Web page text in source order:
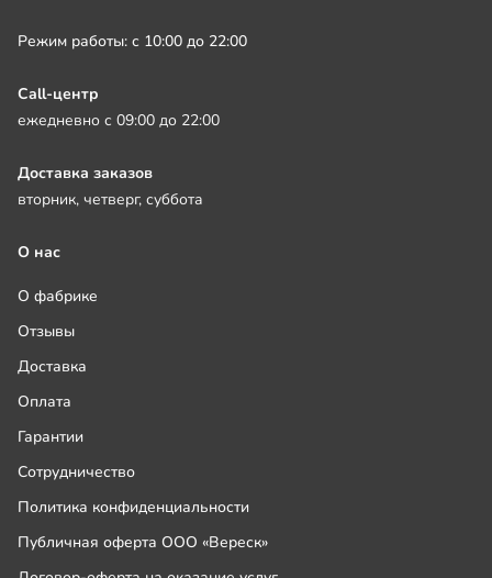
Режим работы: с 10:00 до 22:00
Call-центр
ежедневно с 09:00 до 22:00
Доставка заказов
вторник, четверг, суббота
О нас
О фабрике
Отзывы
Доставка
Оплата
Гарантии
Сотрудничество
Политика конфиденциальности
Публичная оферта ООО «Вереск»